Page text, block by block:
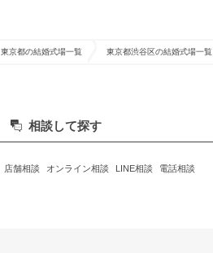
東京都の結婚式場一覧 東京都渋谷区の結婚式場一覧
相談して探す
店舗相談 オンライン相談 LINE相談 電話相談